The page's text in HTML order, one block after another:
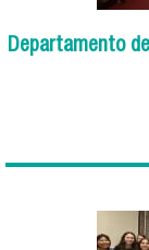
Departamento